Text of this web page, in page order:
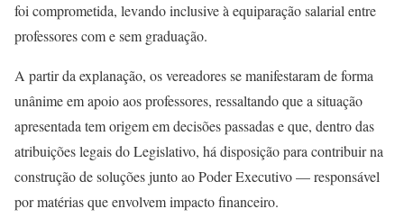
foi comprometida, levando inclusive à equiparação salarial entre
professores com e sem graduação.
A partir da explanação, os vereadores se manifestaram de forma
unânime em apoio aos professores, ressaltando que a situação
apresentada tem origem em decisões passadas e que, dentro das
atribuições legais do Legislativo, há disposição para contribuir na
construção de soluções junto ao Poder Executivo — responsável
por matérias que envolvem impacto financeiro.